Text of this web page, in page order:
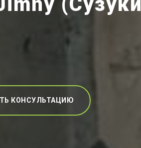
КОНСУЛЬТАЦИЮ